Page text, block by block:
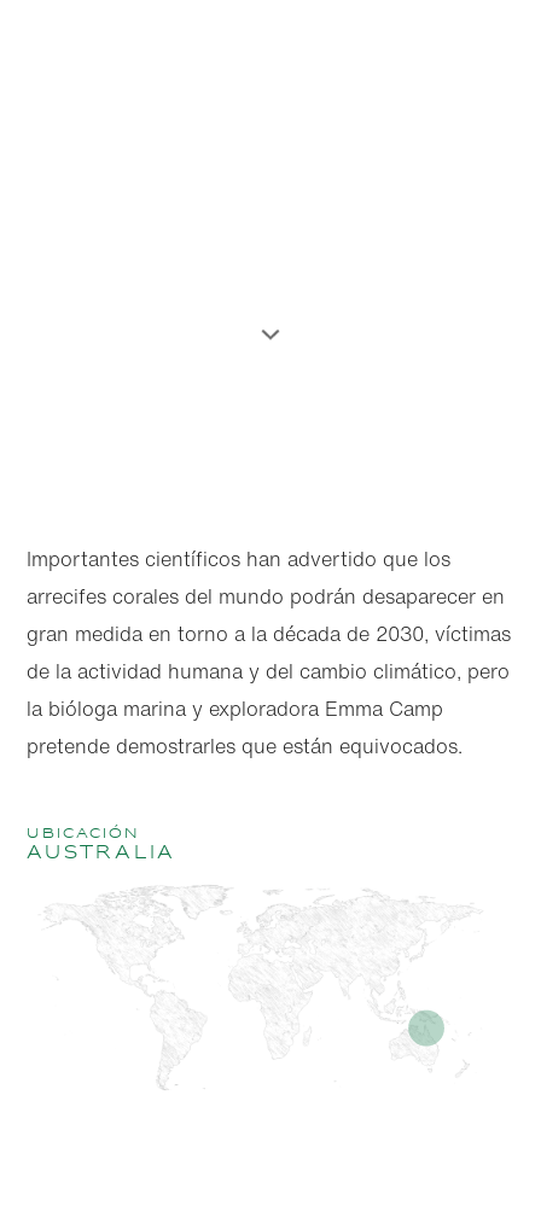
Importantes científicos han advertido que los
arrecifes corales del mundo podrán desaparecer en
gran medida en torno a la década de 2030, víctimas
de la actividad humana y del cambio climático, pero
la bióloga marina y exploradora Emma Camp
pretende demostrarles que están equivocados.
Ubicación
Australia